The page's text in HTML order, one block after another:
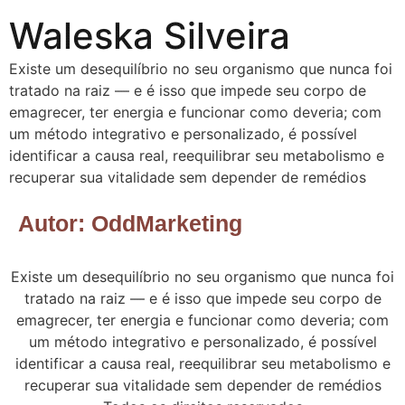
Waleska Silveira
Existe um desequilíbrio no seu organismo que nunca foi
tratado na raiz — e é isso que impede seu corpo de
emagrecer, ter energia e funcionar como deveria; com
um método integrativo e personalizado, é possível
identificar a causa real, reequilibrar seu metabolismo e
recuperar sua vitalidade sem depender de remédios
Autor: OddMarketing
Existe um desequilíbrio no seu organismo que nunca foi
tratado na raiz — e é isso que impede seu corpo de
emagrecer, ter energia e funcionar como deveria; com
um método integrativo e personalizado, é possível
identificar a causa real, reequilibrar seu metabolismo e
recuperar sua vitalidade sem depender de remédios